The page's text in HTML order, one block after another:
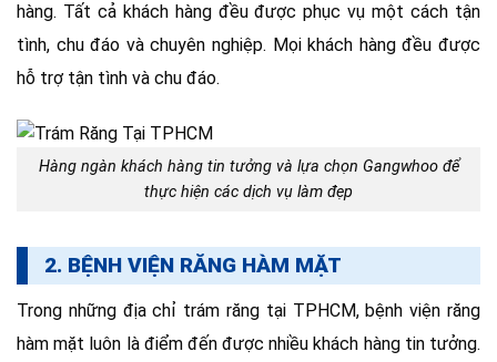
hàng. Tất cả khách hàng đều được phục vụ một cách tận
tình, chu đáo và chuyên nghiệp. Mọi khách hàng đều được
hỗ trợ tận tình và chu đáo.
Hàng ngàn khách hàng tin tưởng và lựa chọn Gangwhoo để
thực hiện các dịch vụ làm đẹp
2. BỆNH VIỆN RĂNG HÀM MẶT
Trong những địa chỉ trám răng tại TPHCM, bệnh viện răng
hàm mặt luôn là điểm đến được nhiều khách hàng tin tưởng.